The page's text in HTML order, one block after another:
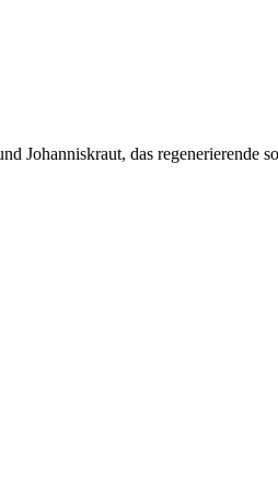
Johanniskraut, das regenerierende